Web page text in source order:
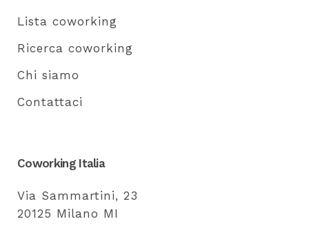
Lista coworking
Ricerca coworking
Chi siamo
Contattaci
Coworking Italia
Via Sammartini, 23
20125 Milano MI